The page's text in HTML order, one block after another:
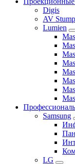
Digis
AV
Lumien
Samsung
LG